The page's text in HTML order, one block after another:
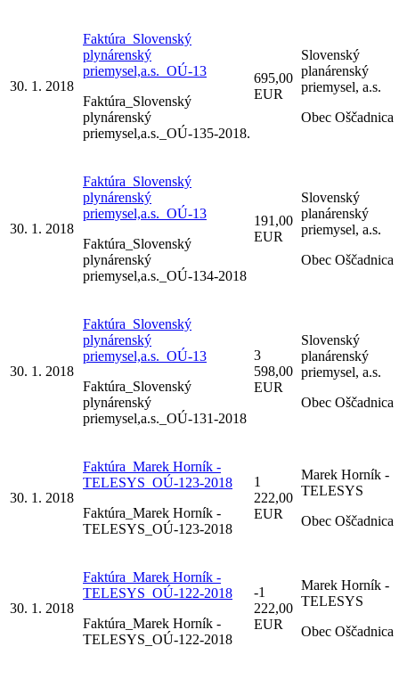
30. 1. 2018
Faktúra_Slovenský
plynárenský
priemysel,a.s._OÚ-13
Faktúra_Slovenský
plynárenský
priemysel,a.s._OÚ-135-2018.
695,00
EUR
Slovenský
planárenský
priemysel, a.s.
Obec Oščadnica
30. 1. 2018
Faktúra_Slovenský
plynárenský
priemysel,a.s._OÚ-13
Faktúra_Slovenský
plynárenský
priemysel,a.s._OÚ-134-2018
191,00
EUR
Slovenský
planárenský
priemysel, a.s.
Obec Oščadnica
30. 1. 2018
Faktúra_Slovenský
plynárenský
priemysel,a.s._OÚ-13
Faktúra_Slovenský
plynárenský
priemysel,a.s._OÚ-131-2018
3
598,00
EUR
Slovenský
planárenský
priemysel, a.s.
Obec Oščadnica
30. 1. 2018
Faktúra_Marek Horník -
TELESYS_OÚ-123-2018
Faktúra_Marek Horník -
TELESYS_OÚ-123-2018
1
222,00
EUR
Marek Horník -
TELESYS
Obec Oščadnica
30. 1. 2018
Faktúra_Marek Horník -
TELESYS_OÚ-122-2018
Faktúra_Marek Horník -
TELESYS_OÚ-122-2018
-1
222,00
EUR
Marek Horník -
TELESYS
Obec Oščadnica